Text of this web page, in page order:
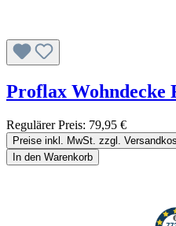
Proflax Wohndecke
Regulärer Preis: 79,95 €
Preise inkl. MwSt. zzgl.
In den Warenkorb